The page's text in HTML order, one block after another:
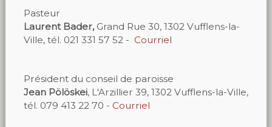
Pasteur
Laurent Bader, Grand Rue 30, 1302 Vufflens-la-
Ville, tél. 021 331 57 52 - Courriel
Président du conseil de paroisse
Jean Pölöskei, L'Arzillier 39, 1302 Vufflens-la-Ville,
tél. 079 413 22 70 - Courriel